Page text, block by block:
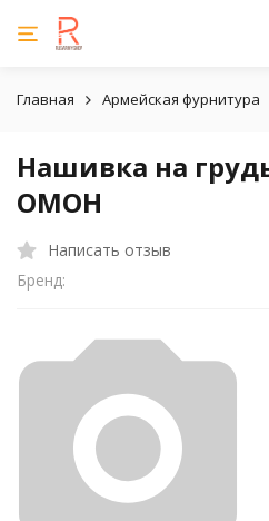
Главная Армейская фурнитура
Нашивка на
ОМОН
Написать отзыв
Бренд: